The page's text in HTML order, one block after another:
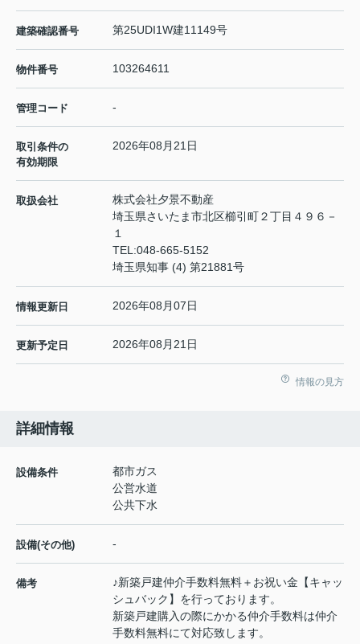
建築確認番号 第25UDI1W建11149号
物件番号 103264611
管理コード -
取引条件の
有効期限
2026年08月21日
取扱会社
株式会社夕景不動産
埼玉県さいたま市北区櫛引町２丁目４９６－
１
TEL:048-665-5152
埼玉県知事 (4) 第21881号
情報更新日 2026年08月07日
更新予定日 2026年08月21日
情報の見方
詳細情報
設備条件
都市ガス
公営水道
公共下水
設備(その他) -
備考
♪新築戸建仲介手数料無料＋お祝い金【キャッ
シュバック】を行っております。
新築戸建購入の際にかかる仲介手数料は仲介
手数料無料にて対応致します。